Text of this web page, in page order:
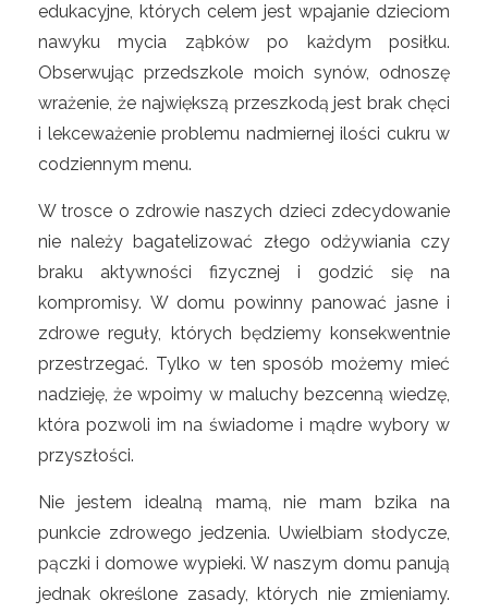
edukacyjne, których celem jest wpajanie dzieciom
nawyku mycia ząbków po każdym posiłku.
Obserwując przedszkole moich synów, odnoszę
wrażenie, że największą przeszkodą jest brak chęci
i lekceważenie problemu nadmiernej ilości cukru w
codziennym menu.
W trosce o zdrowie naszych dzieci zdecydowanie
nie należy bagatelizować złego odżywiania czy
braku aktywności fizycznej i godzić się na
kompromisy. W domu powinny panować jasne i
zdrowe reguły, których będziemy konsekwentnie
przestrzegać. Tylko w ten sposób możemy mieć
nadzieję, że wpoimy w maluchy bezcenną wiedzę,
która pozwoli im na świadome i mądre wybory w
przyszłości.
Nie jestem idealną mamą, nie mam bzika na
punkcie zdrowego jedzenia. Uwielbiam słodycze,
pączki i domowe wypieki. W naszym domu panują
jednak określone zasady, których nie zmieniamy.